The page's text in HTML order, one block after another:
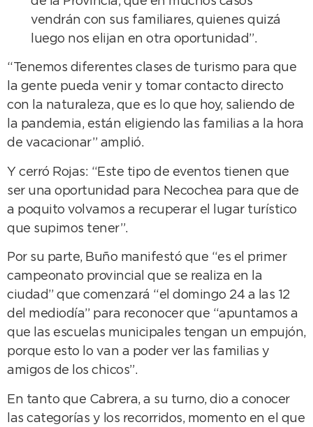
vendrán con sus familiares, quienes quizá
luego nos elijan en otra oportunidad”.
“Tenemos diferentes clases de turismo para que
la gente pueda venir y tomar contacto directo
con la naturaleza, que es lo que hoy, saliendo de
la pandemia, están eligiendo las familias a la hora
de vacacionar” amplió.
Y cerró Rojas: “Este tipo de eventos tienen que
ser una oportunidad para Necochea para que de
a poquito volvamos a recuperar el lugar turístico
que supimos tener”.
Por su parte, Buño manifestó que “es el primer
campeonato provincial que se realiza en la
ciudad” que comenzará “el domingo 24 a las 12
del mediodía” para reconocer que “apuntamos a
que las escuelas municipales tengan un empujón,
porque esto lo van a poder ver las familias y
amigos de los chicos”.
En tanto que Cabrera, a su turno, dio a conocer
las categorías y los recorridos, momento en el que